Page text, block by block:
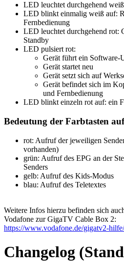
LED leuchtet durchgehend
LED blinkt einmalig weiß auf:
Fernbedienung
LED leuchtet durchgehend rot:
Standby
LED pulsiert rot:
Gerät führt ein Software-
Gerät startet neu
Gerät setzt sich auf
Gerät befindet sich im
und Fernbedienung
LED blinkt einzeln rot auf: ein
Bedeutung der Farbtasten
rot: Aufruf der jeweiligen
vorhanden)
grün: Aufruf des EPG an der
Senders
gelb: Aufruf des Kids-Modus
blau: Aufruf des Teletextes
Weitere Infos hierzu befinden sich
Vodafone zur GigaTV Cable Box 2:
https://www.vodafone.de/gigatv2-
Changelog